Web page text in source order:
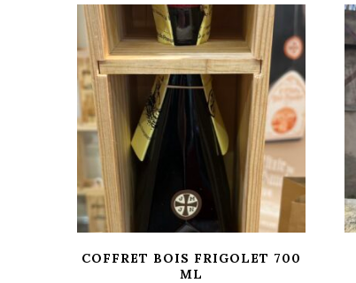
COFFRET BOIS FRIGOLET 700
ML